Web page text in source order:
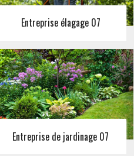
Entreprise élagage 07
Entreprise de jardinage 07